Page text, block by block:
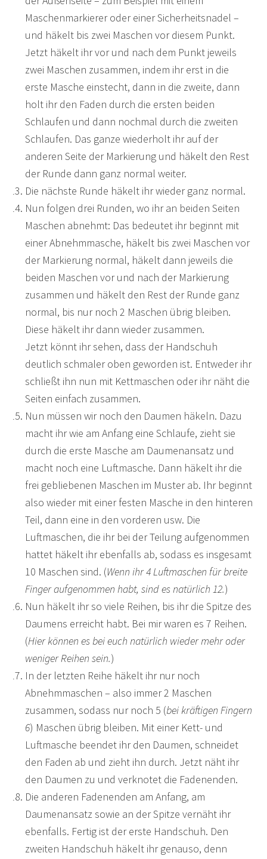
Maschenmarkierer oder einer Sicherheitsnadel –
und häkelt bis zwei Maschen vor diesem Punkt.
Jetzt häkelt ihr vor und nach dem Punkt jeweils
zwei Maschen zusammen, indem ihr erst in die
erste Masche einstecht, dann in die zweite, dann
holt ihr den Faden durch die ersten beiden
Schlaufen und dann nochmal durch die zweiten
Schlaufen. Das ganze wiederholt ihr auf der
anderen Seite der Markierung und häkelt den Rest
der Runde dann ganz normal weiter.
Die nächste Runde häkelt ihr wieder ganz normal.
Nun folgen drei Runden, wo ihr an beiden Seiten
Maschen abnehmt: Das bedeutet ihr beginnt mit
einer Abnehmmasche, häkelt bis zwei Maschen vor
der Markierung normal, häkelt dann jeweils die
beiden Maschen vor und nach der Markierung
zusammen und häkelt den Rest der Runde ganz
normal, bis nur noch 2 Maschen übrig bleiben.
Diese häkelt ihr dann wieder zusammen.
Jetzt könnt ihr sehen, dass der Handschuh
deutlich schmaler oben geworden ist. Entweder ihr
schließt ihn nun mit Kettmaschen oder ihr näht die
Seiten einfach zusammen.
Nun müssen wir noch den Daumen häkeln. Dazu
macht ihr wie am Anfang eine Schlaufe, zieht sie
durch die erste Masche am Daumenansatz und
macht noch eine Luftmasche. Dann häkelt ihr die
frei gebliebenen Maschen im Muster ab. Ihr beginnt
also wieder mit einer festen Masche in den hinteren
Teil, dann eine in den vorderen usw. Die
Luftmaschen, die ihr bei der Teilung aufgenommen
hattet häkelt ihr ebenfalls ab, sodass es insgesamt
10 Maschen sind. (Wenn ihr 4 Luftmaschen für breite
Finger aufgenommen habt, sind es natürlich 12.)
Nun häkelt ihr so viele Reihen, bis ihr die Spitze des
Daumens erreicht habt. Bei mir waren es 7 Reihen.
(Hier können es bei euch natürlich wieder mehr oder
weniger Reihen sein.)
In der letzten Reihe häkelt ihr nur noch
Abnehmmaschen – also immer 2 Maschen
zusammen, sodass nur noch 5 (bei kräftigen Fingern
6) Maschen übrig bleiben. Mit einer Kett- und
Luftmasche beendet ihr den Daumen, schneidet
den Faden ab und zieht ihn durch. Jetzt näht ihr
den Daumen zu und verknotet die Fadenenden.
Die anderen Fadenenden am Anfang, am
Daumenansatz sowie an der Spitze vernäht ihr
ebenfalls. Fertig ist der erste Handschuh. Den
zweiten Handschuh häkelt ihr genauso, denn